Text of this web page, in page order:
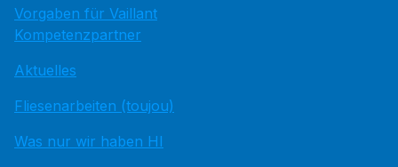
Vorgaben für Vaillant
Kompetenzpartner
Aktuelles
Fliesenarbeiten (toujou)
Was nur wir haben HI